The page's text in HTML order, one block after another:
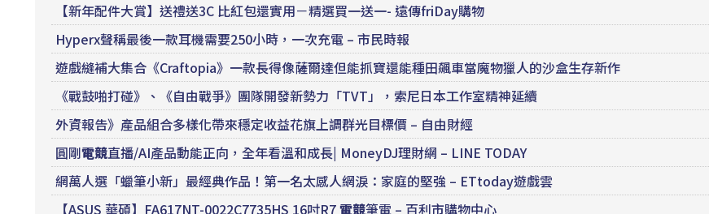
【新年配件大賞】送禮送3C 比紅包還實用－精選買一送一- 遠傳friDay購物
Hyperx聲稱最後一款耳機需要250小時，一次充電 – 市民時報
遊戲縫補大集合《Craftopia》一款長得像薩爾達但能抓寶還能種田飆車當魔物獵人的沙盒生存新作
《戰鼓啪打碰》、《自由戰爭》團隊開發新勢力「TVT」，索尼日本工作室精神延續
外資報告》產品組合多樣化帶來穩定收益花旗上調群光目標價 – 自由財經
圓剛電競直播/AI產品動能正向，全年看溫和成長| MoneyDJ理財網 – LINE TODAY
網萬人選「蠟筆小新」最經典作品！第一名太感人網淚：家庭的堅強 – ETtoday遊戲雲
【ASUS 華碩】FA617NT-0022C7735HS 16吋R7電競筆電 – 百利市購物中心